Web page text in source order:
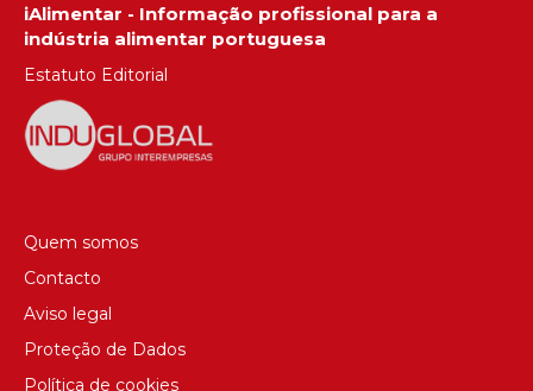
iAlimentar - Informação profissional para a
indústria alimentar portuguesa
Estatuto Editorial
Quem somos
Contacto
Aviso legal
Proteção de Dados
Política de cookies